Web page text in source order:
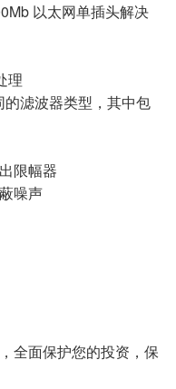
以太网单插头解决
理
滤波器类型，其中包
限幅器
噪声
全面保护您的投资，保